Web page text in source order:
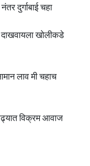
दुर्गाबाई चहा
खोलीकडे
लाव मी चहाच
विक्रम आवाज